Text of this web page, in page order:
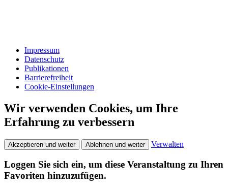
Impressum
Datenschutz
Publikationen
Barrierefreiheit
Cookie-Einstellungen
Wir verwenden Cookies, um Ihre
Erfahrung zu verbessern
Akzeptieren und weiter Ablehnen und weiter Verwalten
Loggen Sie sich ein, um diese Veranstaltung zu Ihren
Favoriten hinzuzufügen.